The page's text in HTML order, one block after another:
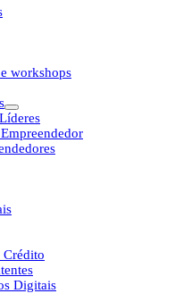
workshops
Crédito
Digitais